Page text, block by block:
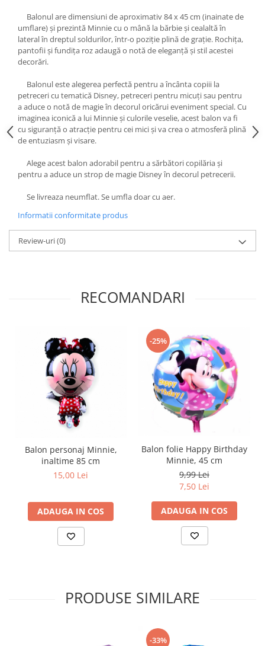
Balonul are dimensiuni de aproximativ 84 x 45 cm (inainate de
umflare) și prezintă Minnie cu o mână la bărbie și cealaltă în
lateral în dreptul soldurilor, într-o poziție plină de grație. Rochița,
pantofii și fundița roz adaugă o notă de eleganță și stil acestei
decorări.
Balonul este alegerea perfectă pentru a încânta copiii la
petreceri cu tematică Disney, petreceri pentru micuți sau pentru
a aduce o notă de magie în decorul oricărui eveniment special. Cu
imaginea iconică a lui Minnie și culorile veselie, acest balon va fi
cu siguranță o atracție pentru cei mici și va crea o atmosferă plină
de entuziasm și visare.
Alege acest balon adorabil pentru a sărbători copilăria și
pentru a aduce un strop de magie Disney în decorul petrecerii.
Se livreaza neumflat. Se umfla doar cu aer.
Informatii conformitate produs
Review-uri(0)
RECOMANDARI
Balon personaj Minnie,
inaltime 85 cm
15,00 Lei
ADAUGA IN COS
-25%
Balon folie Happy Birthday
Minnie, 45 cm
9,99 Lei
7,50 Lei
ADAUGA IN COS
PRODUSE SIMILARE
-33%